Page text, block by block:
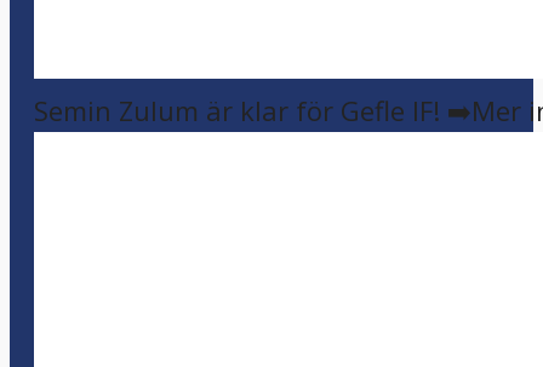
Semin Zulum är klar för Gefle IF! ➡️Mer